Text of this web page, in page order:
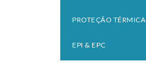
PROTEÇÃO TÉRMICA
EPI & EPC